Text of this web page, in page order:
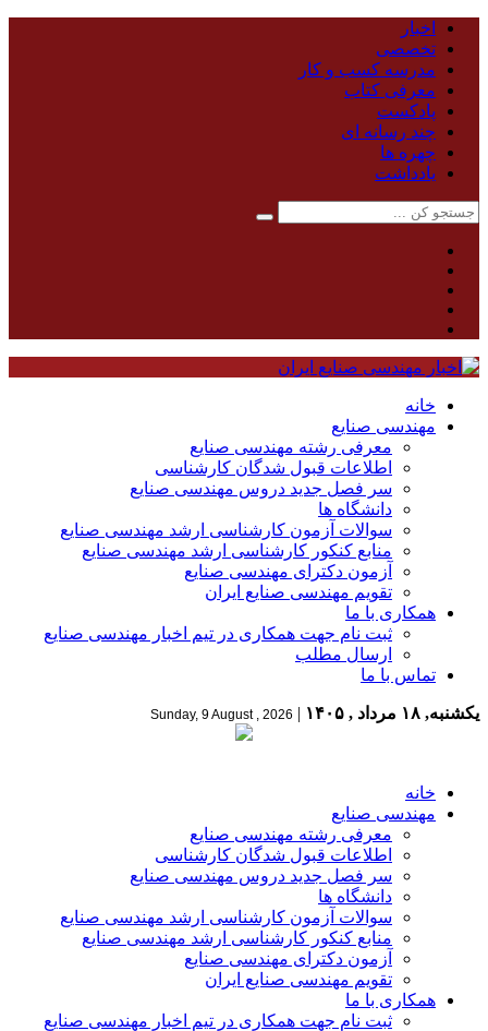
اخبار
تخصصی
مدرسه کسب و کار
معرفی کتاب
پادکست
چند رسانه ای
چهره ها
یادداشت
خانه
مهندسی صنایع
معرفی رشته مهندسی صنایع
اطلاعات قبول شدگان کارشناسی
سر فصل جدید دروس مهندسی صنایع
دانشگاه ها
سوالات آزمون کارشناسی ارشد مهندسی صنایع
منابع کنکور کارشناسی ارشد مهندسی صنایع
آزمون دکترای مهندسی صنایع
تقویم مهندسی صنایع ایران
همکاری با ما
ثبت نام جهت همکاری در تیم اخبار مهندسی صنایع
ارسال مطلب
تماس با ما
یکشنبه, ۱۸ مرداد , ۱۴۰۵ |
Sunday, 9 August , 2026
خانه
مهندسی صنایع
معرفی رشته مهندسی صنایع
اطلاعات قبول شدگان کارشناسی
سر فصل جدید دروس مهندسی صنایع
دانشگاه ها
سوالات آزمون کارشناسی ارشد مهندسی صنایع
منابع کنکور کارشناسی ارشد مهندسی صنایع
آزمون دکترای مهندسی صنایع
تقویم مهندسی صنایع ایران
همکاری با ما
ثبت نام جهت همکاری در تیم اخبار مهندسی صنایع